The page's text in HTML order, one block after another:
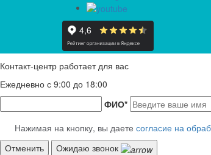
Контакт-центр работает для вас
Ежедневно с 9:00 до 18:00
ФИО*
Нажимая на кнопку, вы даете согласие на
Отменить
Ожидаю звонок